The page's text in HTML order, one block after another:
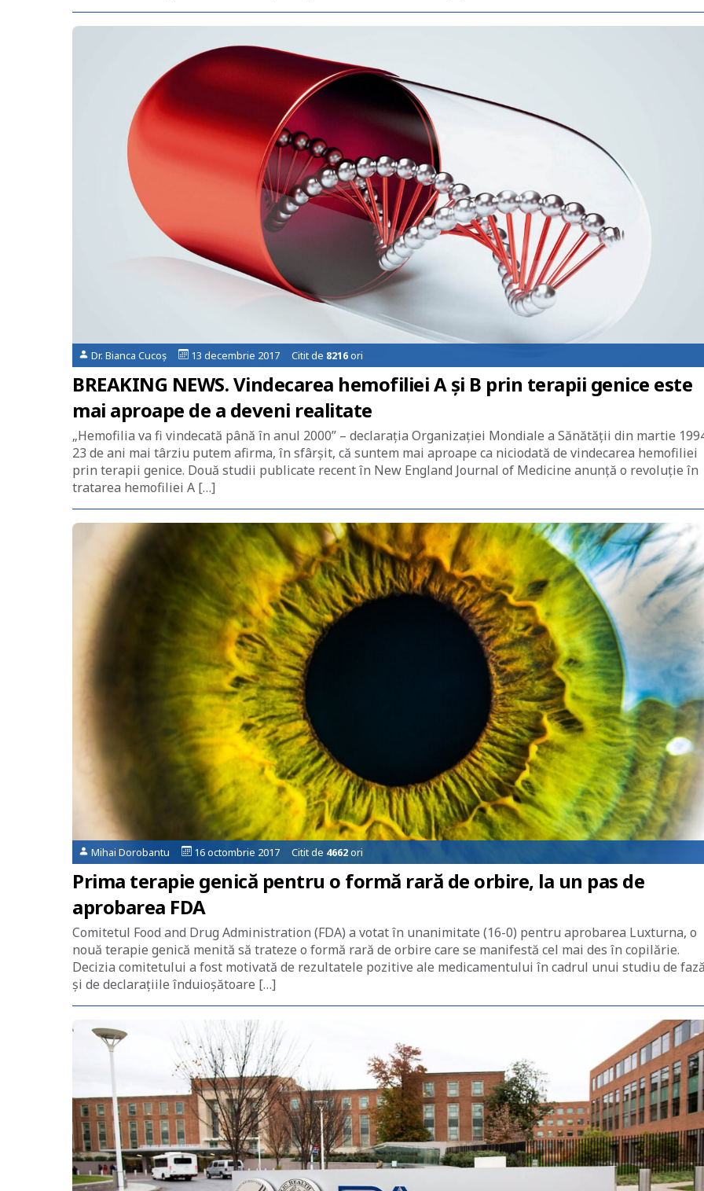
Dr. Bianca Cucoș 13 decembrie 2017 Citit de 8216ori
BREAKING NEWS. Vindecarea hemofiliei A și B prin terapii genice este
mai aproape de a deveni realitate
„Hemofilia va fi vindecată până în anul 2000” – declarația Organizației Mondiale a Sănătății din martie
23 de ani mai târziu putem afirma, în sfârșit, că suntem mai aproape ca niciodată de vindecarea hemofiliei
prin terapii genice. Două studii publicate recent în New England Journal of Medicine anunță o revoluție în
tratarea hemofiliei A […]
Mihai Dorobantu 16 octombrie 2017 Citit de 4662ori
Prima terapie genică pentru o formă rară de orbire, la un pas de
aprobarea FDA
Comitetul Food and Drug Administration (FDA) a votat în unanimitate (16-0) pentru aprobarea Luxturna, o
nouă terapie genică menită să trateze o formă rară de orbire care se manifestă cel mai des în copilărie.
Decizia comitetului a fost motivată de rezultatele pozitive ale medicamentului în cadrul unui studiu de
și de declarațiile înduioșătoare […]